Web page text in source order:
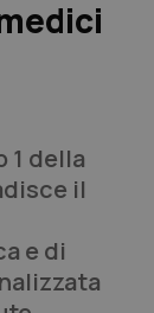
1 della
il
e di